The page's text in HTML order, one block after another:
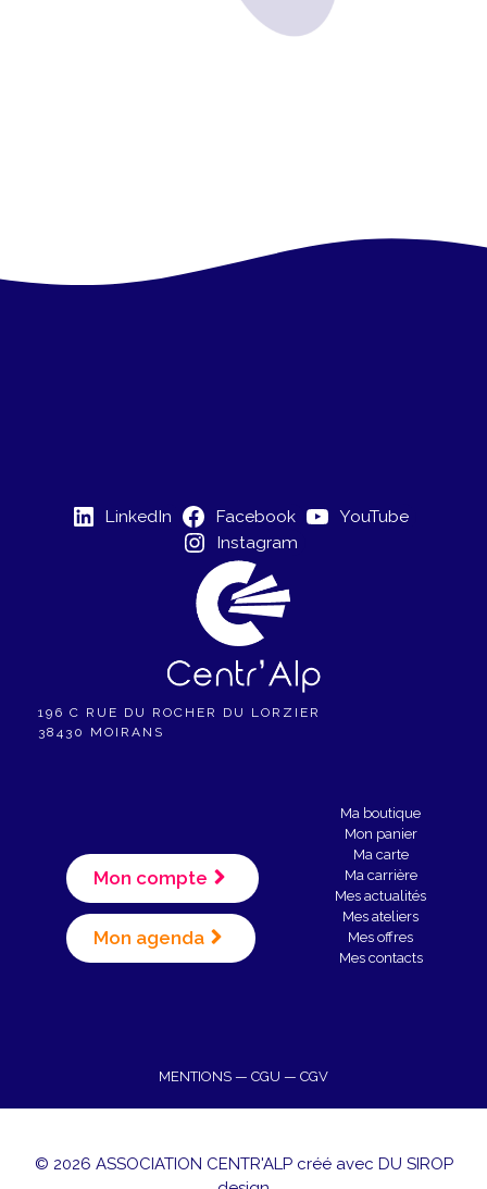
LinkedIn Facebook
YouTube
Instagram
196 C RUE DU ROCHER DU LORZIER
38430 MOIRANS
Mon compte
Mon agenda
Ma boutique
Mon panier
Ma carte
Ma carrière
Mes actualités
Mes ateliers
Mes offres
Mes contacts
MENTIONS — CGU — CGV
© 2026 ASSOCIATION CENTR'ALP créé avec DU SIROP
Article ajouté au panier Paiement